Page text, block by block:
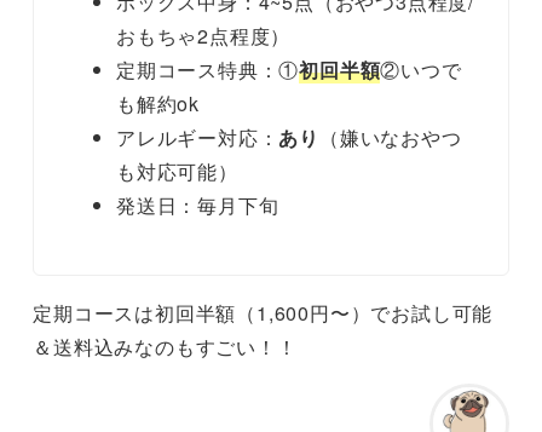
おもちゃ2点程度）
定期コース特典：①初回半額②いつで
も解約ok
アレルギー対応： あり
（嫌いなおやつ
も対応可能）
発送日：毎月下旬
定期コースは初回半額（1,600円〜）でお試し可能
＆送料込みなのもすごい！！